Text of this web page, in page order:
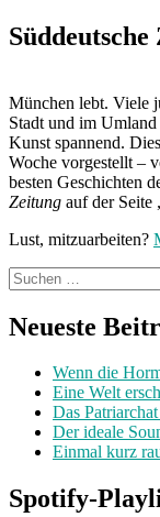
Post:
München lebt. Viele
Stadt und im
Kunst spannend.
Woche vorgestellt –
besten Geschichten
Zeitung auf der Seite
Lust, mitzuarbeiten?
Suchen
nach:
Neueste
Wenn die
Eine Welt
Das
Der ideale
Einmal kurz
Spotify-